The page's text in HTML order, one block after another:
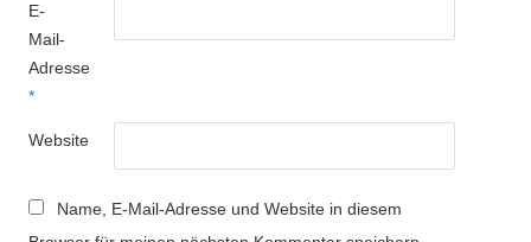
E-
Mail-
Adresse
*
Website
Name, E-Mail-Adresse und Website in diesem